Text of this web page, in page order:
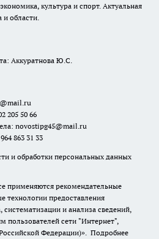
культура и спорт. Актуальная
области.
Аккуратнова Ю.С.
205 50 66
novostipg45@mail.ru
863 31 33
и обработки персональных данных
применяются рекомендательные
технологии предоставления
и анализа сведений,
пользователей сети "Интернет",
Федерации)». Подробнее